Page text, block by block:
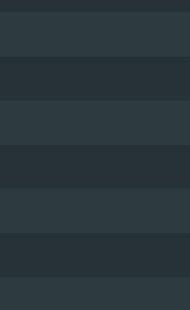
상
을 지원하는 AMD
i5 (Intel Xeon
버전
하고, 최신 그래